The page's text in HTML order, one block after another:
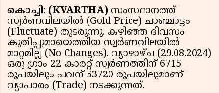
കൊച്ചി: (KVARTHA) സംസ്ഥാനത്ത്
സ്വര്‍ണവിലയില്‍ (Gold Price) ചാഞ്ചാട്ടം
(Fluctuate) തുടരുന്നു. കഴിഞ്ഞ ദിവസം
കുതിപ്പുമായെത്തിയ സ്വര്‍ണവിലയില്‍
മാറ്റമില്ല (No Changes). വ്യാഴാഴ്ച (29.08.2024)
ഒരു ഗ്രാം 22 കാരറ്റ് സ്വര്‍ണത്തിന് 6715
രൂപയിലും പവന് 53720 രൂപയിലുമാണ്
വ്യാപാരം (Trade) നടക്കുന്നത്.